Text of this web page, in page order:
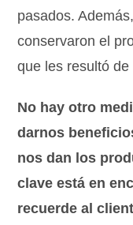
pasados.
conservaron el
que les resultó de
No hay otro
darnos
nos dan los
clave está en
recuerde al